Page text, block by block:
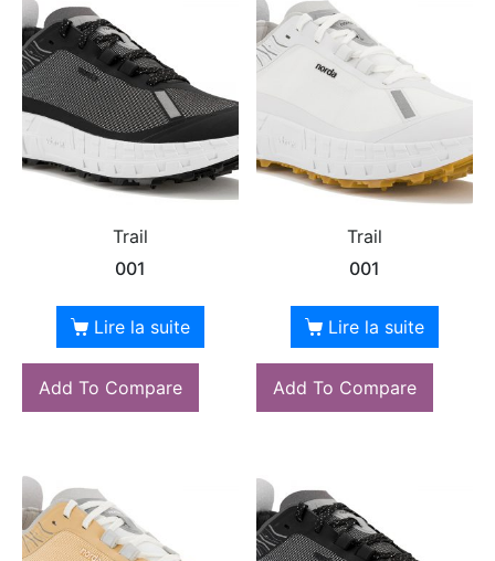
Trail
001
Lire la suite
Add To Compare
Trail
001
Lire la suite
Add To Compare